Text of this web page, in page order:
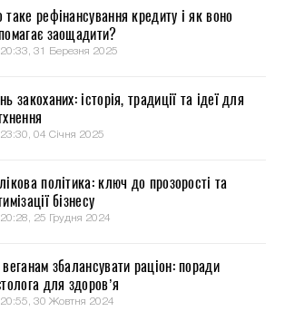
рефінансування кредиту і як воно
заощадити?
20:33, 31 Березня 2025
закоханих: історія, традиції та ідеї для
23:30, 04 Січня 2025
політика: ключ до прозорості та
бізнесу
20:28, 25 Грудня 2024
збалансувати раціон: поради
для здоров’я
20:55, 30 Жовтня 2024